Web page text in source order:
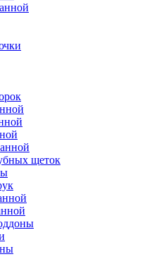
щеток